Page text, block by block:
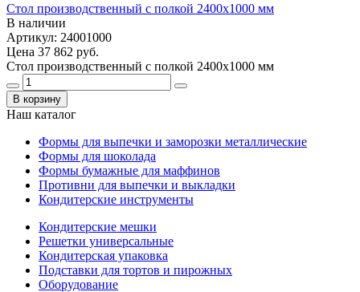
Стол производственный с полкой 2400x1000 мм
В наличии
Артикул: 24001000
Цена 37 862 руб.
Стол производственный с полкой 2400x1000 мм
В корзину
Наш каталог
Формы для выпечки и заморозки металлические
Формы для шоколада
Формы бумажные для маффинов
Противни для выпечки и выкладки
Кондитерские инструменты
Кондитерские мешки
Решетки универсальные
Кондитерская упаковка
Подставки для тортов и пирожных
Оборудование